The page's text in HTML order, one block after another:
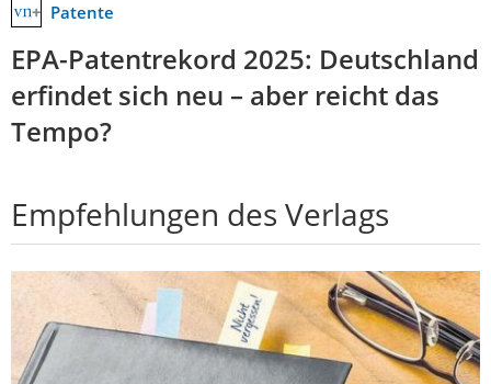
Patente
EPA-Patentrekord 2025: Deutschland
erfindet sich neu – aber reicht das
Tempo?
Empfehlungen des Verlags